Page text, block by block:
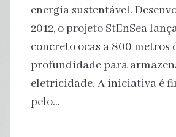
energia sustentável.
2012, o projeto StEnSea
concreto ocas a 800 metros
profundidade para
eletricidade. A iniciativa é
pelo…